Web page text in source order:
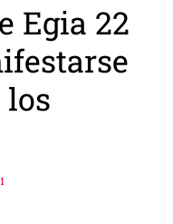
Egia 22
los